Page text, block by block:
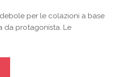
per le colazioni a base
da protagonista. Le